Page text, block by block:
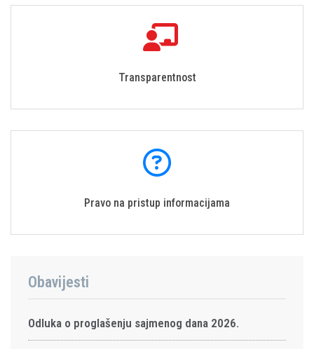
Transparentnost
Pravo na pristup informacijama
Obavijesti
Odluka o proglašenju sajmenog dana 2026.